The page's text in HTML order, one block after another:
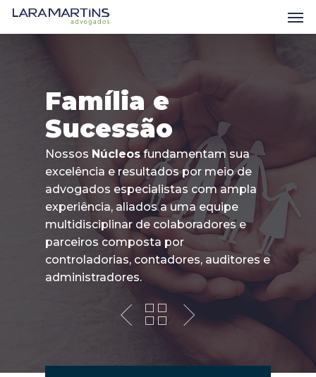
Skip
main
Família e
Sucessão
Nossos Núcleos fundamentam sua
excelência e resultados por meio de
advogados especialistas com ampla
experiência, aliados a uma equipe
multidisciplinar de colaboradores e
parceiros composta por
controladorias, contadores, auditores e
administradores.